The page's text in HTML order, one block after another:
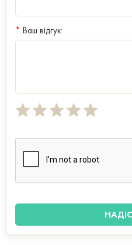
* Ваш відгук: